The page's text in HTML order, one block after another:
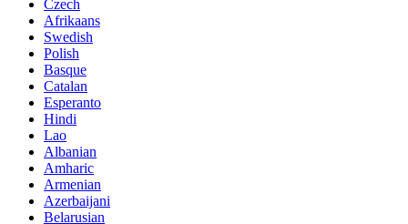
Czech
Afrikaans
Swedish
Polish
Basque
Catalan
Esperanto
Hindi
Lao
Albanian
Amharic
Armenian
Azerbaijani
Belarusian